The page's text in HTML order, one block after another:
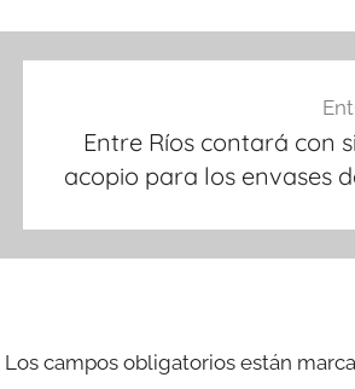
Entre Ríos contará con
acopio para los envases
Los campos obligatorios están